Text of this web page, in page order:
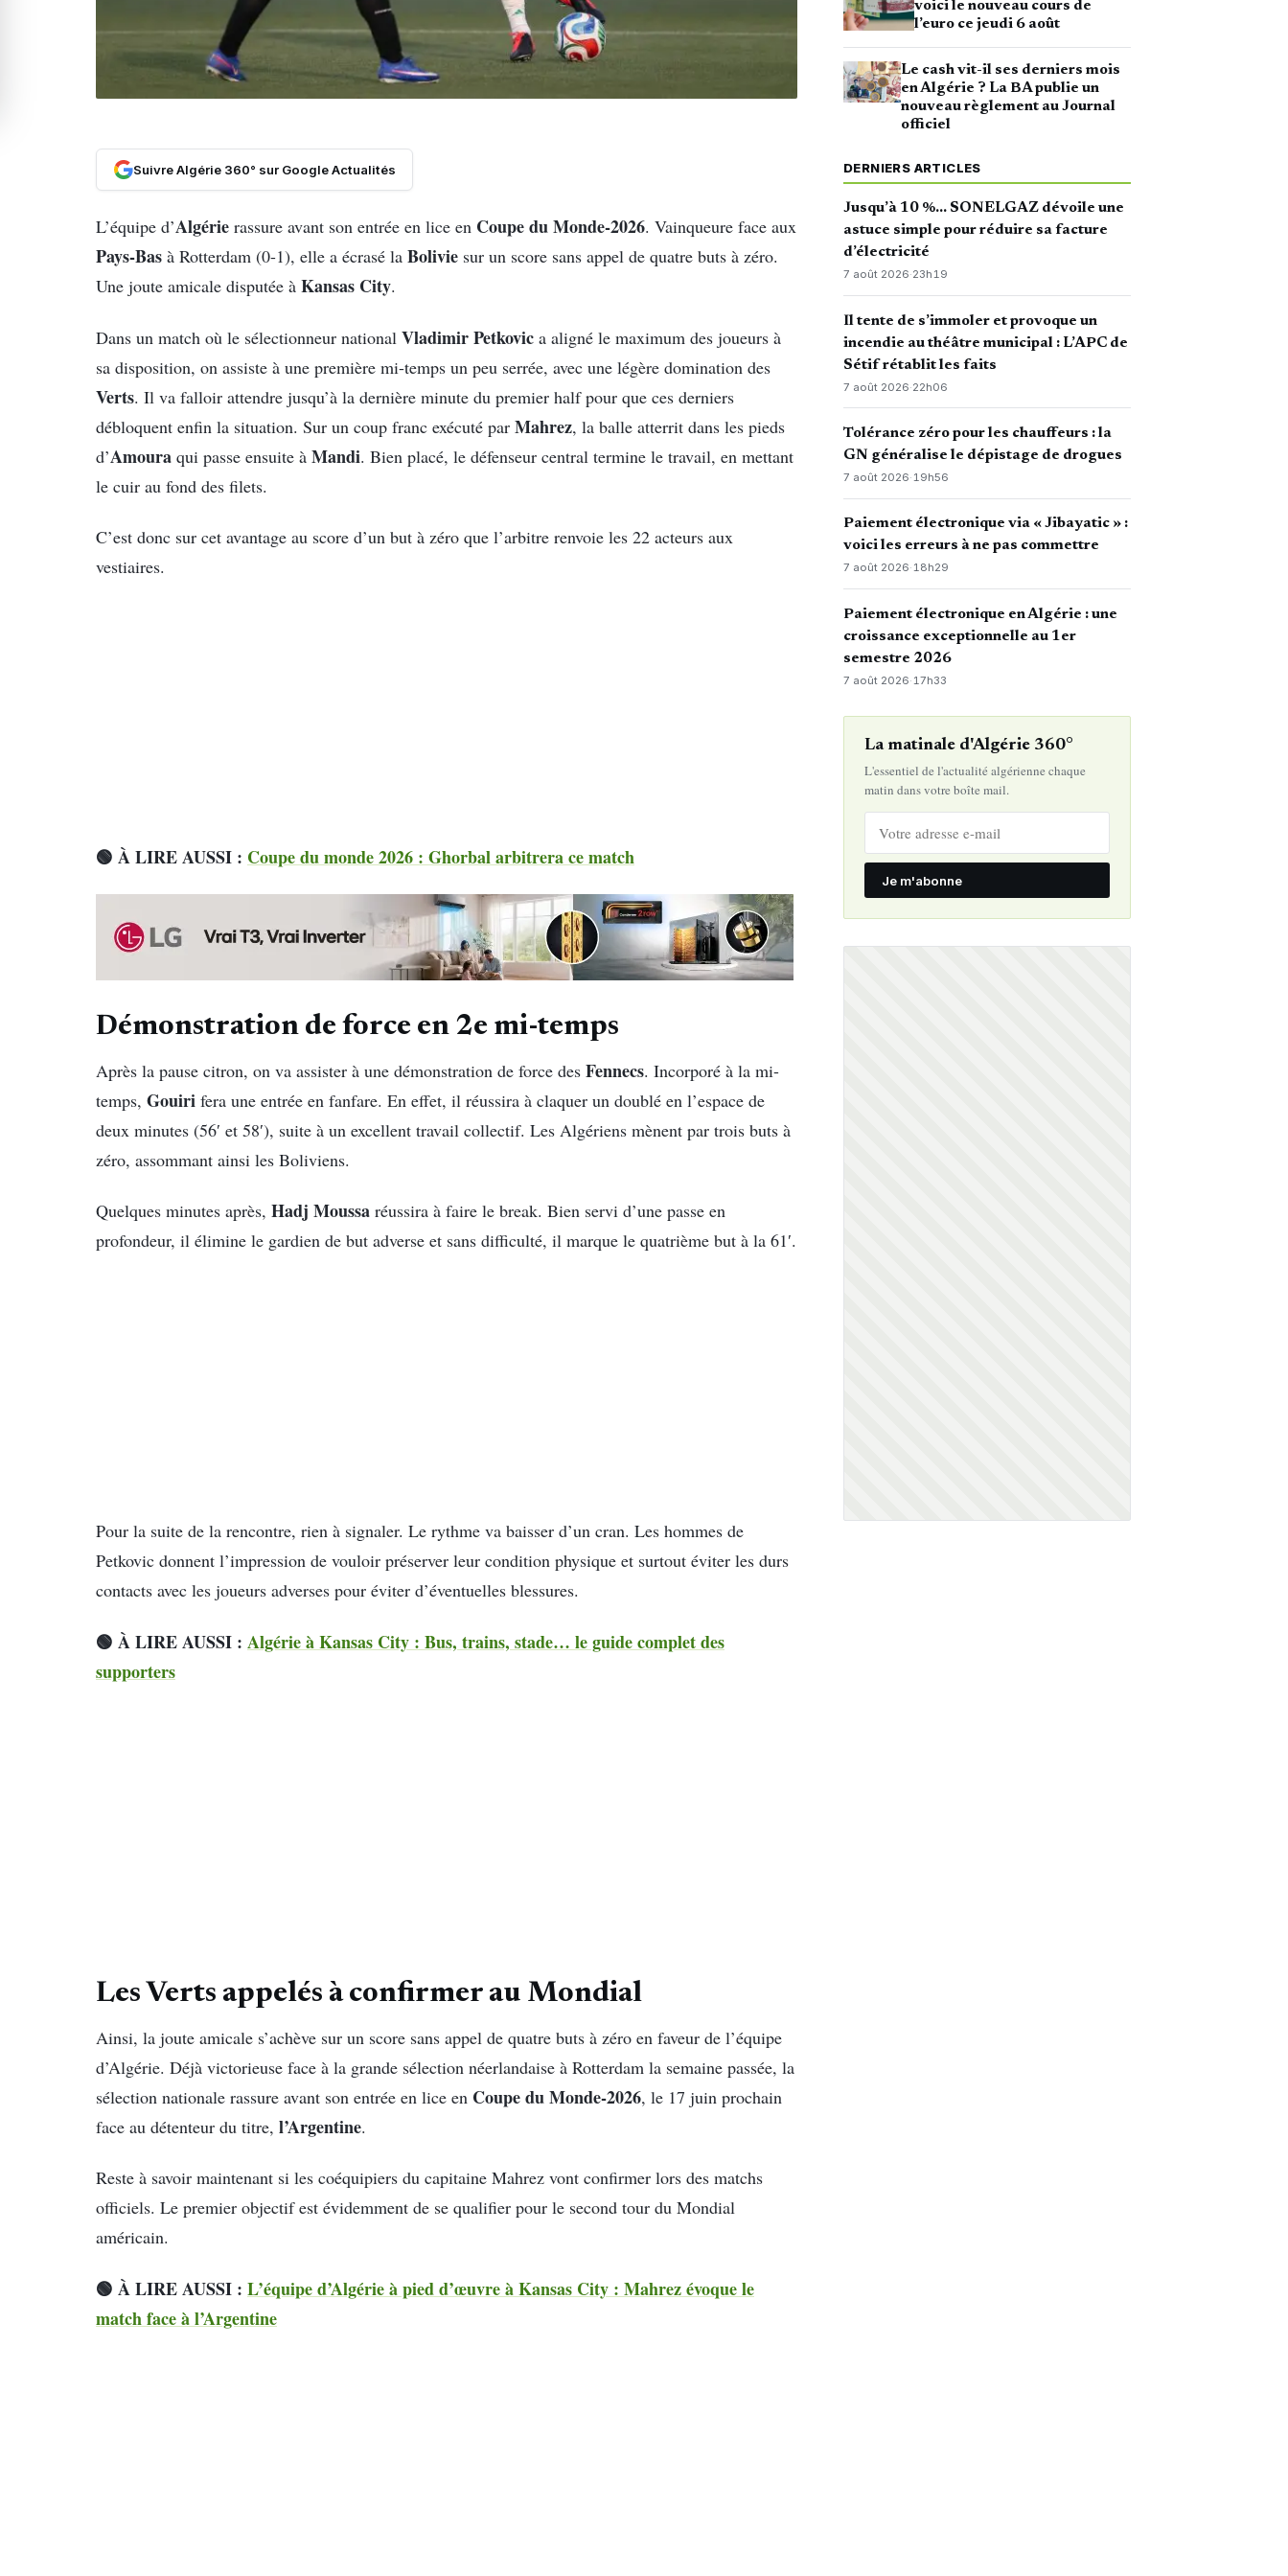
Suivre Algérie 360° sur Google Actualités
L’équipe d’Algérie rassure avant son entrée en lice en Coupe du Monde-2026. Vainqueure face aux
Pays-Bas à Rotterdam (0-1), elle a écrasé la Bolivie sur un score sans appel de quatre buts à zéro.
Une joute amicale disputée à Kansas City.
Dans un match où le sélectionneur national Vladimir Petkovic a aligné le maximum des joueurs à
sa disposition, on assiste à une première mi-temps un peu serrée, avec une légère domination des
Verts. Il va falloir attendre jusqu’à la dernière minute du premier half pour que ces derniers
débloquent enfin la situation. Sur un coup franc exécuté par Mahrez, la balle atterrit dans les pieds
d’Amoura qui passe ensuite à Mandi. Bien placé, le défenseur central termine le travail, en mettant
le cuir au fond des filets.
C’est donc sur cet avantage au score d’un but à zéro que l’arbitre renvoie les 22 acteurs aux
vestiaires.
🟢 À LIRE AUSSI : Coupe du monde 2026 : Ghorbal arbitrera ce match
Démonstration de force en 2e mi-temps
Après la pause citron, on va assister à une démonstration de force des Fennecs. Incorporé à la mi-
temps, Gouiri fera une entrée en fanfare. En effet, il réussira à claquer un doublé en l’espace de
deux minutes (56′ et 58′), suite à un excellent travail collectif. Les Algériens mènent par trois buts à
zéro, assommant ainsi les Boliviens.
Quelques minutes après, Hadj Moussa réussira à faire le break. Bien servi d’une passe en
profondeur, il élimine le gardien de but adverse et sans difficulté, il marque le quatrième but à la 61′.
Pour la suite de la rencontre, rien à signaler. Le rythme va baisser d’un cran. Les hommes de
Petkovic donnent l’impression de vouloir préserver leur condition physique et surtout éviter les durs
contacts avec les joueurs adverses pour éviter d’éventuelles blessures.
🟢 À LIRE AUSSI : Algérie à Kansas City : Bus, trains, stade… le guide complet des
supporters
Les Verts appelés à confirmer au Mondial
Ainsi, la joute amicale s’achève sur un score sans appel de quatre buts à zéro en faveur de l’équipe
d’Algérie. Déjà victorieuse face à la grande sélection néerlandaise à Rotterdam la semaine passée, la
sélection nationale rassure avant son entrée en lice en Coupe du Monde-2026, le 17 juin prochain
face au détenteur du titre, l’Argentine.
Reste à savoir maintenant si les coéquipiers du capitaine Mahrez vont confirmer lors des matchs
officiels. Le premier objectif est évidemment de se qualifier pour le second tour du Mondial
américain.
🟢 À LIRE AUSSI : L’équipe d’Algérie à pied d’œuvre à Kansas City : Mahrez évoque le
match face à l’Argentine
voici le nouveau cours de
l’euro ce jeudi 6 août
Le cash vit-il ses derniers mois
en Algérie ? La BA publie un
nouveau règlement au Journal
officiel
DERNIERS ARTICLES
Jusqu’à 10 %… SONELGAZ dévoile une
astuce simple pour réduire sa facture
d’électricité
7 août 2026·23h19
Il tente de s’immoler et provoque un
incendie au théâtre municipal : L’APC de
Sétif rétablit les faits
7 août 2026·22h06
Tolérance zéro pour les chauffeurs : la
GN généralise le dépistage de drogues
7 août 2026·19h56
Paiement électronique via « Jibayatic » :
voici les erreurs à ne pas commettre
7 août 2026·18h29
Paiement électronique en Algérie : une
croissance exceptionnelle au 1er
semestre 2026
7 août 2026· 17h33
La matinale d'Algérie 360°
L'essentiel de l'actualité algérienne chaque
matin dans votre boîte mail.
Je m'abonne